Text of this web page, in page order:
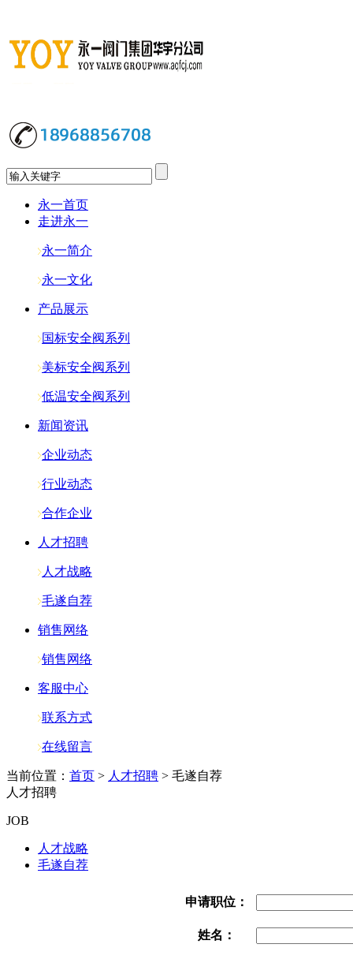
永一首页
走进永一
永一简介
永一文化
产品展示
国标安全阀系列
美标安全阀系列
低温安全阀系列
新闻资讯
企业动态
行业动态
合作企业
人才招聘
人才战略
毛遂自荐
销售网络
销售网络
客服中心
联系方式
在线留言
当前位置： 首页 > 人才招聘 > 毛遂自荐
人才招聘
JOB
人才战略
毛遂自荐
申请职位：
姓名：